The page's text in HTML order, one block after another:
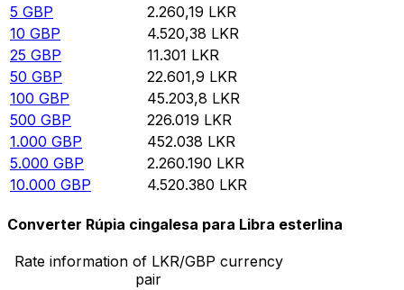
5 GBP 2.260,19 LKR
10 GBP 4.520,38 LKR
25 GBP 11.301 LKR
50 GBP 22.601,9 LKR
100 GBP 45.203,8 LKR
500 GBP 226.019 LKR
1.000 GBP 452.038 LKR
5.000 GBP 2.260.190 LKR
10.000 GBP 4.520.380 LKR
Converter Rúpia cingalesa para Libra esterlina
Rate information of LKR/GBP currency
pair